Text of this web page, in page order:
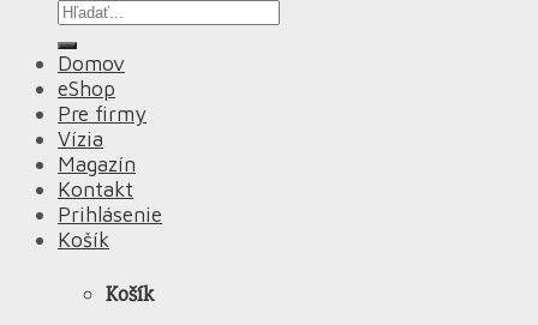
Domov
eShop
Pre firmy
Vízia
Magazín
Kontakt
Prihlásenie
Košík
Košík